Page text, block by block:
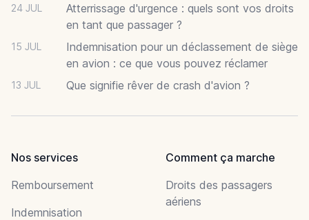
24 JUL
Atterrissage d'urgence : quels sont vos droits
en tant que passager ?
15 JUL
Indemnisation pour un déclassement de siège
en avion : ce que vous pouvez réclamer
13 JUL Que signifie rêver de crash d'avion ?
Nos services
Remboursement
Indemnisation
Comment ça marche
Droits des passagers
aériens